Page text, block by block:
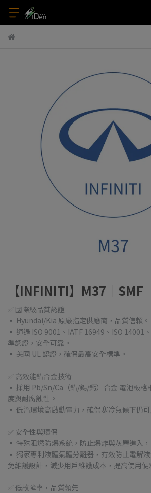
【INFINITI】M37｜SMF
✅ 國際級品質認證
▪ Hyundai/Kia 原廠指定供應商，品質信賴。
▪ 通過 ISO 9001、IATF 16949、ISO 14001
準認證，安全可靠。
▪ 美國 UL 認證，確保最高安全標準。
✅ 高效能鉛合金技術
▪ 採用 Pb/Sn/Ca（鉛/錫/鈣）合金 電池板格
度與耐腐蝕性。
▪ 低溫環境高啟動電力，確保寒冷氣候下仍可
✅ 安全性與環保
▪ 特殊阻燃防爆系統，防止爆炸與灰塵進入，
▪ 獨家專利液體氣體分離器，有效防止電解
免維護設計，減少用戶維護成本，提高使用便
✅ 低故障率，品質領先